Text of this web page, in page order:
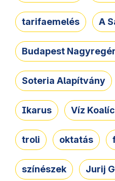
tarifaemelés A
Budapest
Soteria Alapítvány
Ikarus Víz
troli oktatás
színészek Jurij